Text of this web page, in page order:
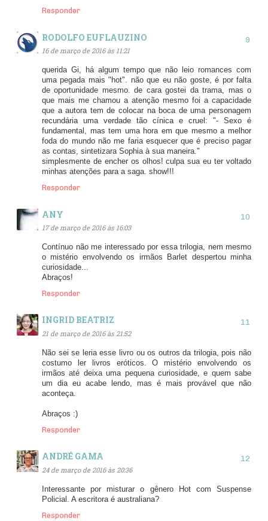
Responder
RODOLFO EUFLAUZINO
16 de março de 2016 às 11:21
querida Gi, há algum tempo que não leio romances com
uma pegada mais "hot". não que eu não goste, é por falta
de oportunidade mesmo. de cara gostei da trama, mas o
que mais me chamou a atenção mesmo foi a capacidade
que a autora tem de colocar na boca de uma personagem
recundária uma verdade tão cínica e cruel: "- Sexo é
fundamental, mas tem uma hora em que mesmo a melhor
foda do mundo não me faria esquecer que é preciso pagar
as contas, sintetizara Sophia à sua maneira."
simplesmente de encher os olhos! culpa sua eu ter voltado
minhas atenções para a saga. show!!!
Responder
ANY
17 de março de 2016 às 16:03
Contínuo não me interessado por essa trilogia, nem mesmo
o mistério envolvendo os irmãos Barlet despertou minha
curiosidade...
Abraços!
Responder
INGRID BEATRIZ
21 de março de 2016 às 21:52
Não sei se leria esse livro ou os outros da trilogia, pois não
costumo ler livros eróticos. O mistério envolvendo os
irmãos até deixa uma pequena curiosidade, e quem sabe
um dia eu acabe lendo, mas é mais provável que não
aconteça.
Abraços :)
Responder
ANDRÉ GAMA
24 de março de 2016 às 20:36
Interessante por misturar o gênero Hot com Suspense
Policial. A escritora é australiana?
Responder